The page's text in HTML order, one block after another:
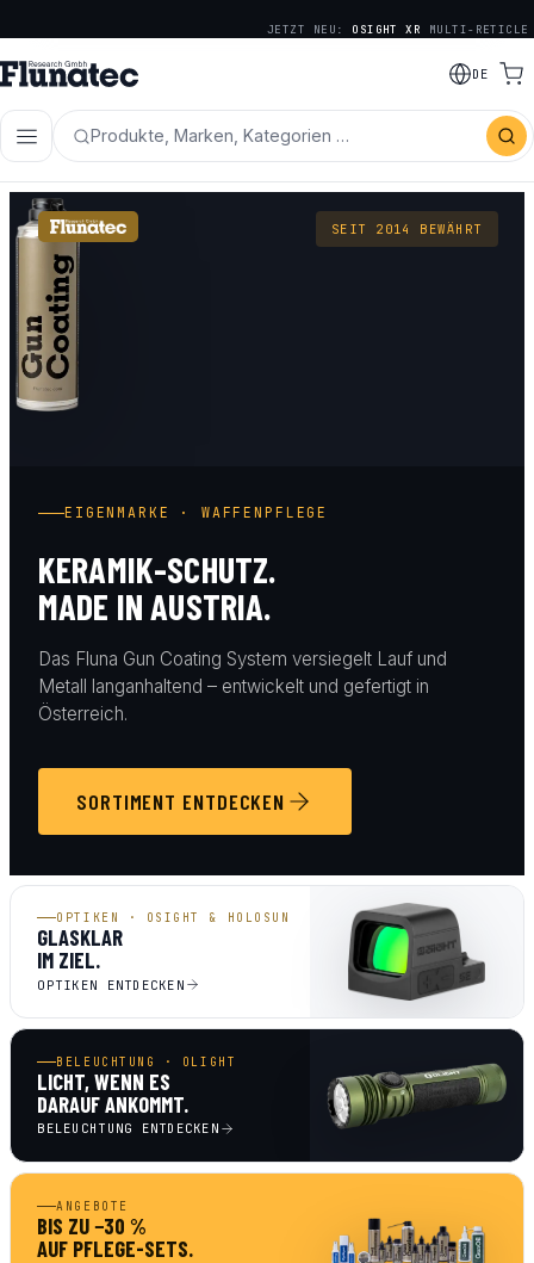
JETZT NEU: OSIGHT XR MULTI-RETICLE
DE
Produkte, Marken, Kategorien …
EIGENMARKE · WAFFENPFLEGE
KERAMIK-SCHUTZ.
MADE IN AUSTRIA.
Das Fluna Gun Coating System versiegelt Lauf und
Metall langanhaltend – entwickelt und gefertigt in
Österreich.
SORTIMENT ENTDECKEN
SEIT 2014 BEWÄHRT
OPTIKEN · OSIGHT & HOLOSUN
GLASKLAR
IM ZIEL.
OPTIKEN ENTDECKEN
BELEUCHTUNG · OLIGHT
LICHT, WENN ES
DARAUF ANKOMMT.
BELEUCHTUNG ENTDECKEN
ANGEBOTE
BIS ZU −30 %
AUF PFLEGE-SETS.